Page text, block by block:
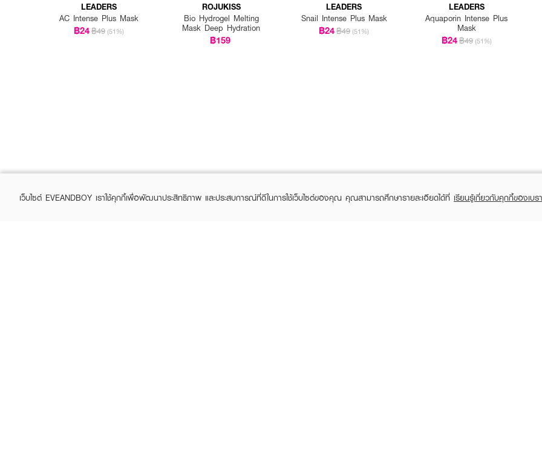
LEADERS
AC Intense Plus Mask
฿24฿49 (51%)
ROJUKISS
Bio Hydrogel Melting
Mask Deep Hydration
฿159
LEADERS
Snail Intense Plus Mask
฿24฿49 (51%)
LEADERS
Aquaporin Intense Plus
Mask
฿24฿49 (51%)
เว็บไซต์ EVEANDBOY เราใช้คุกกี้เพื่อพัฒนาประสิทธิภาพ และประสบการณ์ที่ดีในการใช้เว็บไซต์ของคุณ คุณสามารถศึกษารายละเอียดได้ที่ เรียนรู้เกี่ยวกับคุกกี้ของเบร